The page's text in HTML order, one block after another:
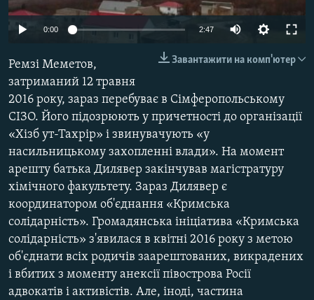
ВІДЕОУРОКИ «ELIFBE»
УКРАЇНСЬКА ПРОБЛЕМА КРИМУ
ІНФОГРАФІКА
Русский
ДОЛУЧАЙСЯ!
Усі сайти RFE/RL
0:00 2:47
Завантажити на комп'ютер
Ремзі Меметов,
затриманий 12 травня
2016 року, зараз перебуває в Сімферопольському
СІЗО. Його підозрюють у причетності до організації
«Хізб ут-Тахрір» і звинувачують «у
насильницькому захопленні влади». На момент
арешту батька Дилявер закінчував магістратуру
хімічного факультету. Зараз Дилявер є
координатором об'єднання «Кримська
солідарність». Громадянська ініціатива «Кримська
солідарність» з'явилася в квітні 2016 року з метою
об'єднати всіх родичів заарештованих, викрадених
і вбитих з моменту анексії півострова Росії
адвокатів і активістів. Але, іноді, частина